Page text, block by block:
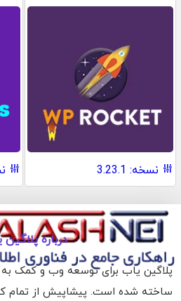
نسخه: 3.23.1
درباره
پلاگین یاب برای توسعه وب و کمک به
ساخته شده است. پیشاپیش از تمام